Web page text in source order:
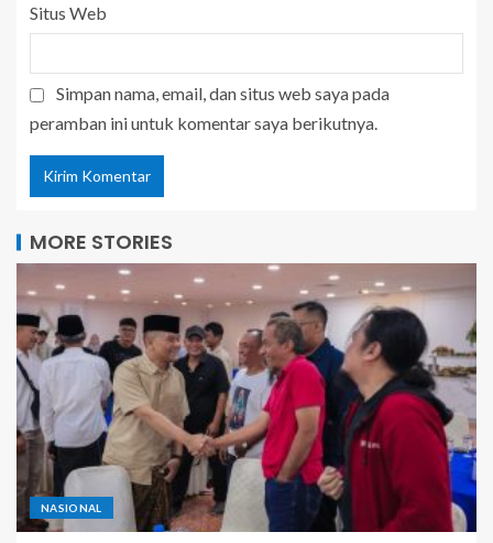
Situs Web
Simpan nama, email, dan situs web saya pada
peramban ini untuk komentar saya berikutnya.
MORE STORIES
NASIONAL